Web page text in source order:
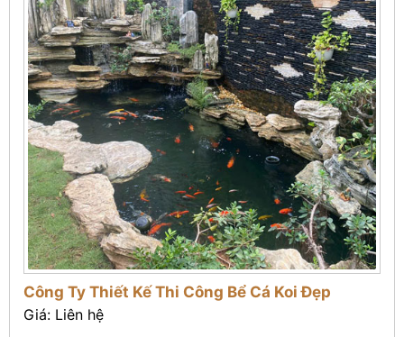
Công Ty Thiết Kế Thi Công Bể Cá Koi Đẹp
Giá: Liên hệ